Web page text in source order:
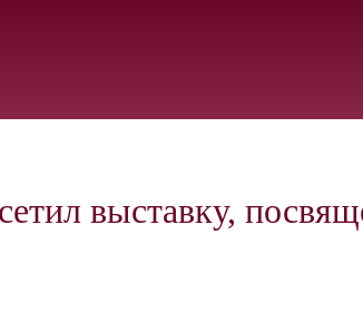
выставку,